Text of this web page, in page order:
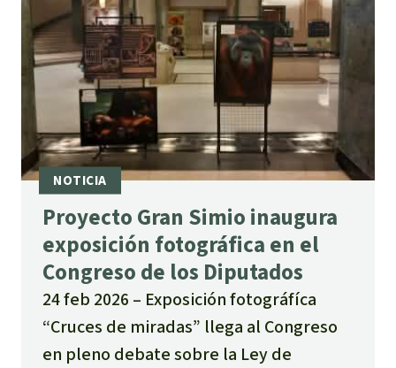
Proyecto Gran Simio inaugura
exposición fotográfica en el
Congreso de los Diputados
24 feb 2026
Exposición fotográfíca
“Cruces de miradas” llega al Congreso
en pleno debate sobre la Ley de